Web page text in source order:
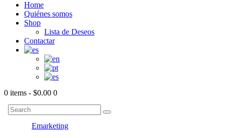
Home
Quiénes somos
Shop
Lista de Deseos
Contactar
0 items - $0.00 0
Emarketing